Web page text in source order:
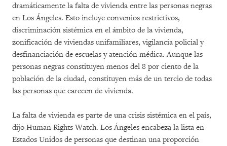
dramáticamente la falta de vivienda entre las personas negras
en Los Ángeles. Esto incluye convenios restrictivos,
discriminación sistémica en el ámbito de la vivienda,
zonificación de viviendas unifamiliares, vigilancia policial y
desfinanciación de escuelas y atención médica. Aunque las
personas negras constituyen menos del 8 por ciento de la
población de la ciudad, constituyen más de un tercio de todas
las personas que carecen de vivienda.
La falta de vivienda es parte de una crisis sistémica en el país,
dijo Human Rights Watch. Los Ángeles encabeza la lista en
Estados Unidos de personas que destinan una proporción